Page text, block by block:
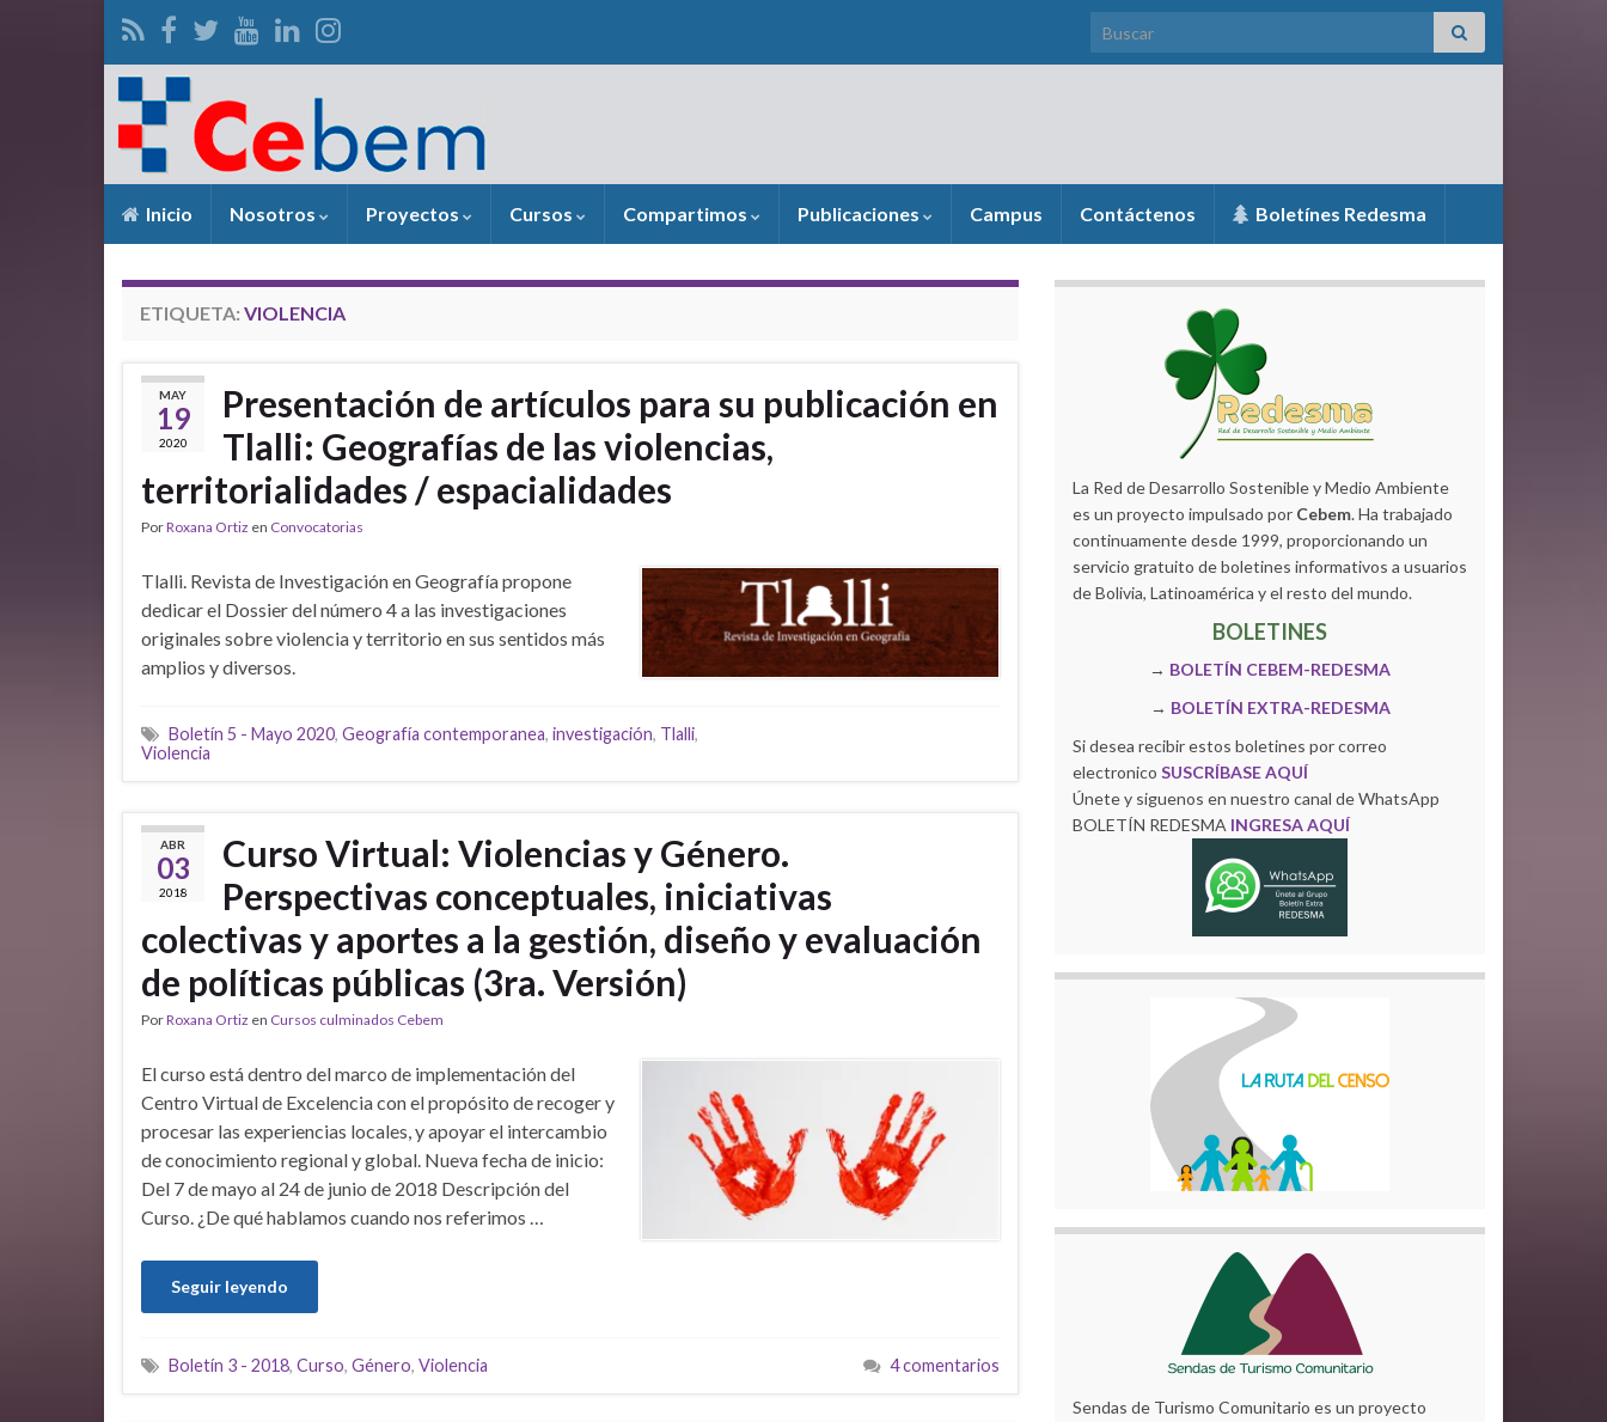
Search for:
Inicio Nosotros Proyectos Cursos Compartimos Publicaciones Campus Contáctenos Boletínes Redesma
ETIQUETA: VIOLENCIA
MAY
19
2020
Presentación de artículos para su publicación en
Tlalli: Geografías de las violencias,
territorialidades / espacialidades
PorRoxana Ortiz en Convocatorias
Tlalli. Revista de Investigación en Geografía propone
dedicar el Dossier del número 4 a las investigaciones
originales sobre violencia y territorio en sus sentidos más
amplios y diversos.
Boletín 5 - Mayo 2020, Geografía contemporanea, investigación, Tlalli,
Violencia
ABR
03
2018
Curso Virtual: Violencias y Género.
Perspectivas conceptuales, iniciativas
colectivas y aportes a la gestión, diseño y evaluación
de políticas públicas (3ra. Versión)
PorRoxana Ortiz en Cursos culminados Cebem
El curso está dentro del marco de implementación del
Centro Virtual de Excelencia con el propósito de recoger y
procesar las experiencias locales, y apoyar el intercambio
de conocimiento regional y global. Nueva fecha de inicio:
Del 7 de mayo al 24 de junio de 2018 Descripción del
Curso. ¿De qué hablamos cuando nos referimos …
Seguir leyendo
Boletín 3 - 2018, Curso, Género, Violencia 4 comentarios
La Red de Desarrollo Sostenible y Medio Ambiente
es un proyecto impulsado por Cebem. Ha trabajado
continuamente desde 1999, proporcionando un
servicio gratuito de boletines informativos a usuarios
de Bolivia, Latinoamérica y el resto del mundo.
BOLETINES
→ BOLETÍN CEBEM-REDESMA
→ BOLETÍN EXTRA-REDESMA
Si desea recibir estos boletines por correo
electronico SUSCRÍBASE AQUÍ
Únete y siguenos en nuestro canal de WhatsApp
BOLETÍN REDESMA INGRESA AQUÍ
Sendas de Turismo Comunitario es un proyecto